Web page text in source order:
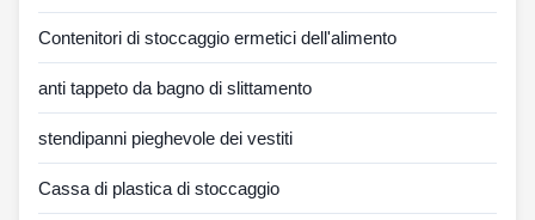
Contenitori di stoccaggio ermetici dell'alimento
anti tappeto da bagno di slittamento
stendipanni pieghevole dei vestiti
Cassa di plastica di stoccaggio